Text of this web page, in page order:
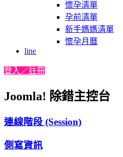
懷孕清單
孕前清單
新手媽媽清單
懷孕月曆
line
登入／註冊
Joomla! 除錯主控台
連線階段 (Session)
側寫資訊